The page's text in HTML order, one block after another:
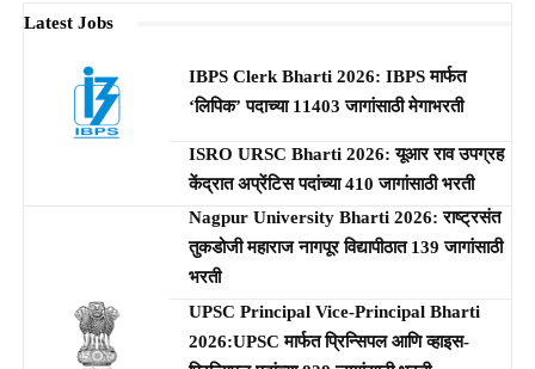
Latest Jobs
IBPS Clerk Bharti 2026: IBPS मार्फत
‘लिपिक’ पदाच्या 11403 जागांसाठी मेगाभरती
ISRO URSC Bharti 2026: यूआर राव उपग्रह
केंद्रात अप्रेंटिस पदांच्या 410 जागांसाठी भरती
Nagpur University Bharti 2026: राष्ट्रसंत
तुकडोजी महाराज नागपूर विद्यापीठात 139 जागांसाठी
भरती
UPSC Principal Vice-Principal Bharti
2026:UPSC मार्फत प्रिन्सिपल आणि व्हाइस-